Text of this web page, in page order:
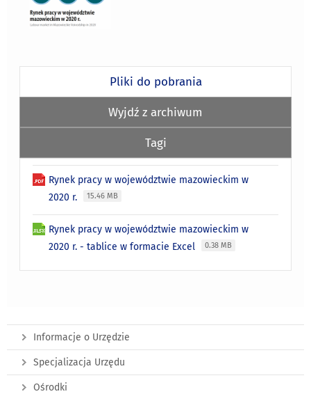
Pliki do pobrania
Wyjdź z archiwum
Tagi
Rynek pracy w województwie mazowieckim w
2020 r.
15.46 MB
Rynek pracy w województwie mazowieckim w
2020 r. - tablice w formacie Excel
0.38 MB
Informacje o Urzędzie
Specjalizacja Urzędu
Ośrodki